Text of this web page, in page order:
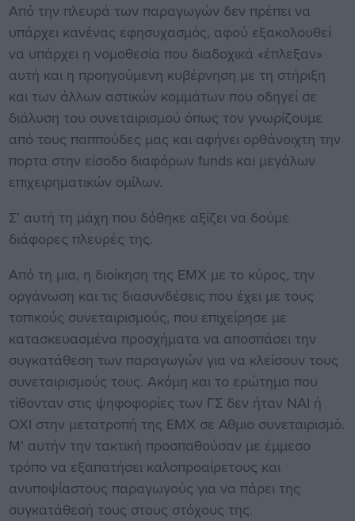
Από την πλευρά των παραγωγών δεν πρέπει να
υπάρχει κανένας εφησυχασμός, αφού εξακολουθεί
να υπάρχει η νομοθεσία που διαδοχικά «έπλεξαν»
αυτή και η προηγούμενη κυβέρνηση με τη στήριξη
και των άλλων αστικών κομμάτων που οδηγεί σε
διάλυση του συνεταιρισμού όπως τον γνωρίζουμε
από τους παππούδες μας και αφήνει ορθάνοιχτη την
πορτα στην είσοδο διαφόρων funds και μεγάλων
επιχειρηματικών ομίλων.
Σ’ αυτή τη μάχη που δόθηκε αξίζει να δούμε
διάφορες πλευρές της.
Από τη μια, η διοίκηση της ΕΜΧ με το κύρος, την
οργάνωση και τις διασυνδέσεις που έχει με τους
τοπικούς συνεταιρισμούς, που επιχείρησε με
κατασκευασμένα προσχήματα να αποσπάσει την
συγκατάθεση των παραγωγών για να κλείσουν τους
συνεταιρισμούς τους. Ακόμη και το ερώτημα που
τίθονταν στις ψηφοφορίες των ΓΣ δεν ήταν ΝΑΙ ή
ΟΧΙ στην μετατροπή της ΕΜΧ σε Αθμιο συνεταιρισμό.
Μ’ αυτήν την τακτική προσπαθούσαν με έμμεσο
τρόπο να εξαπατήσει καλοπροαίρετους και
ανυποψίαστους παραγωγούς για να πάρει της
συγκατάθεσή τους στους στόχους της.